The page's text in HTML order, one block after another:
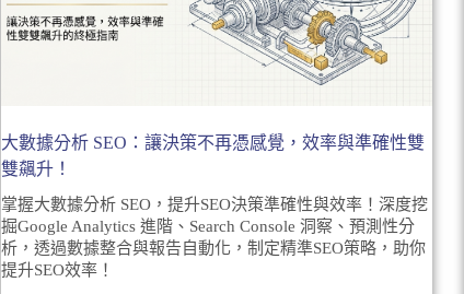
大數據分析 SEO：讓決策不再憑感覺，效率與準確性雙
雙飆升！
掌握大數據分析 SEO，提升SEO決策準確性與效率！深度挖
掘Google Analytics 進階、Search Console 洞察、預測性分
析，透過數據整合與報告自動化，制定精準SEO策略，助你
提升SEO效率！